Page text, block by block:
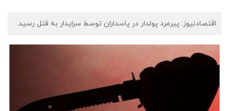
اقتصادنیوز: پیرمرد پولدار در پاسداران توسط سرایدار به قتل رسید.